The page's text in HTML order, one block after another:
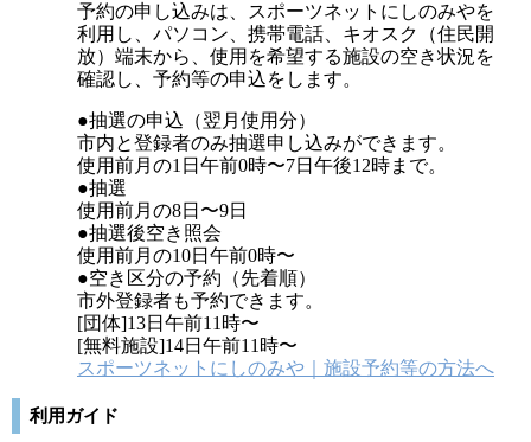
予約の申し込みは、スポーツネットにしのみやを
利用し、パソコン、携帯電話、キオスク（住民開
放）端末から、使用を希望する施設の空き状況を
確認し、予約等の申込をします。
●抽選の申込（翌月使用分）
市内と登録者のみ抽選申し込みができます。
使用前月の1日午前0時〜7日午後12時まで。
●抽選
使用前月の8日〜9日
●抽選後空き照会
使用前月の10日午前0時〜
●空き区分の予約（先着順）
市外登録者も予約できます。
[団体]13日午前11時〜
[無料施設]14日午前11時〜
スポーツネットにしのみや｜施設予約等の方法へ
利用ガイド